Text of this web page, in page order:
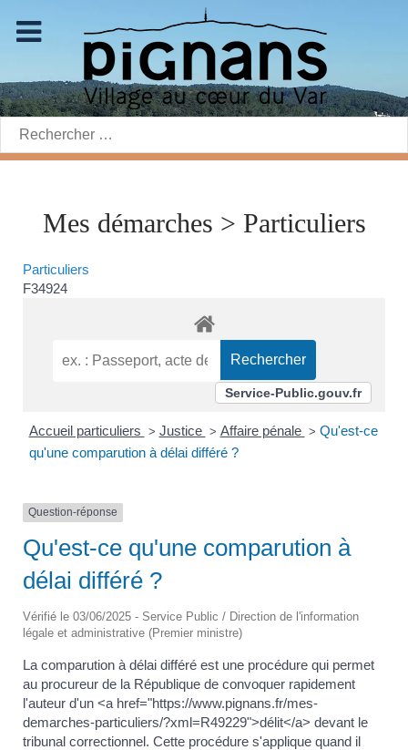
Rechercher:
Mes démarches > Particuliers
Particuliers
F34924
Service-Public.gouv.fr
Accueil particuliers > Justice > Affaire pénale > Qu'est-ce
qu'une comparution à délai différé ?
Question-réponse
Qu'est-ce qu'une comparution à
délai différé ?
Vérifié le 03/06/2025 - Service Public / Direction de l'information
légale et administrative (Premier ministre)
La comparution à délai différé est une procédure qui permet
au procureur de la République de convoquer rapidement
l'auteur d'un <a href="https://www.pignans.fr/mes-
demarches-particuliers/?xml=R49229">délit</a> devant le
tribunal correctionnel. Cette procédure s'applique quand il